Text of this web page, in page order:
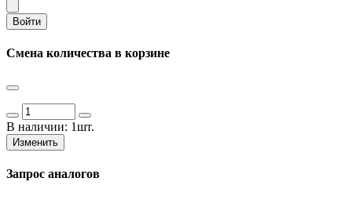
Войти
Смена количества в корзине
В наличии: 1шт.
Изменить
Запрос аналогов